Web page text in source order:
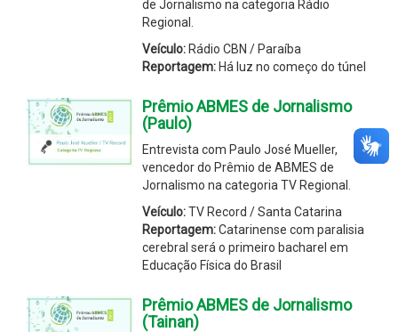
de Jornalismo na categoria Rádio
Regional.
Veículo: Rádio CBN / Paraíba
Reportagem: Há luz no começo do túnel
Prêmio ABMES de Jornalismo
(Paulo)
Entrevista com Paulo José Mueller,
vencedor do Prêmio de ABMES de
Jornalismo na categoria TV Regional.
Veículo:TV Record / Santa Catarina
Reportagem:Catarinense com paralisia
cerebral será o primeiro bacharel em
Educação Física do Brasil
Prêmio ABMES de Jornalismo
(Tainan)